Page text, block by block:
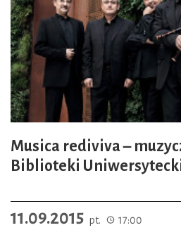
Musica rediviva –
Biblioteki
11.09.2015 pt.
17:00